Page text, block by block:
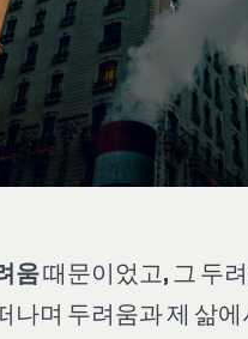
움때문이었고, 그 두
나며 두려움과 제 삶